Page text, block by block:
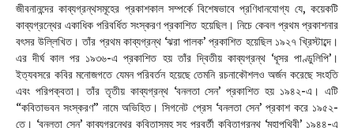
জীবনানন্দের কাব্যগ্রন্থসমূহের প্রকাশকাল সম্পর্কে বিশেষভাবে প্রণিধানযোগ্য যে, কয়েকটি
কাব্যগ্রন্থের একাধিক পরিবর্ধিত সংস্করণ প্রকাশিত হয়েছিল। নিচে কেবল প্রথম প্রকাশনার
বৎসর উল্লিখিত। তাঁর প্রথম কাব্যগ্রন্থ ‘ঝরা পালক’ প্রকাশিত হয়েছিল ১৯২৭ খ্রিস্টাব্দে।
এর দীর্ঘ কাল পর ১৯৩৬-এ প্রকাশিত হয় তাঁর দ্বিতীয় কাব্যগ্রন্থ ‘ধূসর পাণ্ডুলিপি’।
ইত্যবসরে কবির মনোজগতে যেমন পরিবর্তন হয়েছে তেমনি রচনাকৌশলও অর্জন করেছে সংহতি
এবং পরিপক্বতা। তাঁর তৃতীয় কাব্যগ্রন্থ ‘বনলতা সেন’ প্রকাশিত হয় ১৯৪২-এ। এটি
“কবিতাভবন সংস্করণ” নামে অভিহিত। সিগনেট প্রেস ‘বনলতা সেন’ প্রকাশ করে ১৯৫২-
তে। ‘বনলতা সেন’ কাব্যগ্রন্থের কবিতাসমূহ সহ পরবর্তী কবিতাগ্রন্থ ‘মহাপৃথিবী’ ১৯৪৪-এ